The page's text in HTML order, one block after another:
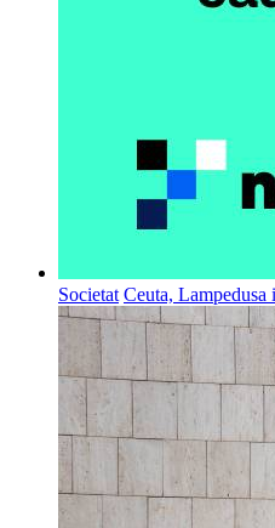
Societat Ceuta, Lampedusa